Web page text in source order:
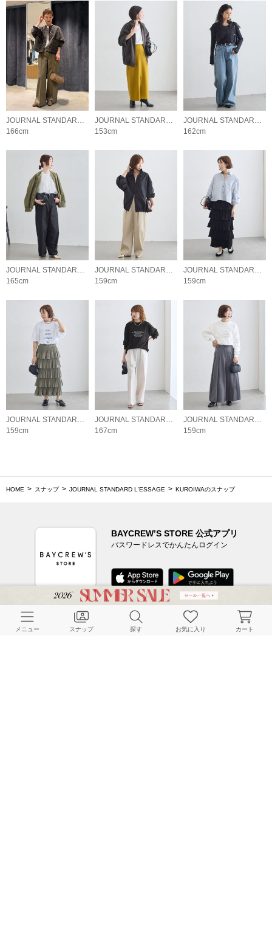
JOURNAL STANDARD L'ESSAGE
166cm
JOURNAL STANDARD L'ESSAGE
153cm
JOURNAL STANDARD L'ESSAGE
162cm
JOURNAL STANDARD L'ESSAGE
165cm
JOURNAL STANDARD L'ESSAGE
159cm
JOURNAL STANDARD L'ESSAGE
159cm
JOURNAL STANDARD L'ESSAGE
159cm
JOURNAL STANDARD L'ESSAGE
167cm
JOURNAL STANDARD L'ESSAGE
159cm
HOME スナップ JOURNAL STANDARD L'ESSAGE KUROIWAのスナップ
BAYCREW’S STORE 公式アプリ
パスワードレスでかんたんログイン
CUSTOMER SERVICE
メニュー スナップ 探す お気に入り カート